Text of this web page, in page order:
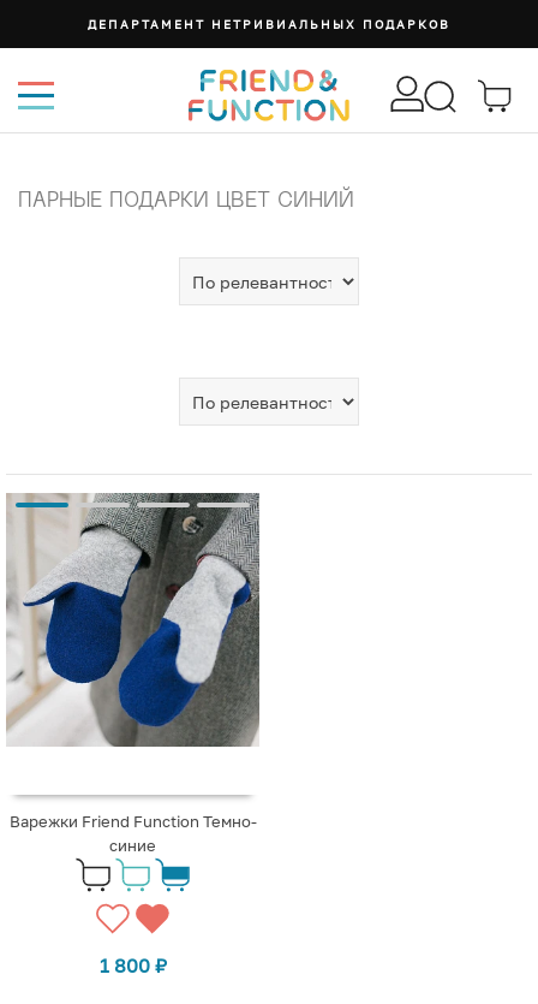
ДЕПАРТАМЕНТ НЕТРИВИАЛЬНЫХ ПОДАРКОВ
ПАРНЫЕ ПОДАРКИ ЦВЕТ СИНИЙ
Варежки Friend Function Темно-
синие
1 800 ₽